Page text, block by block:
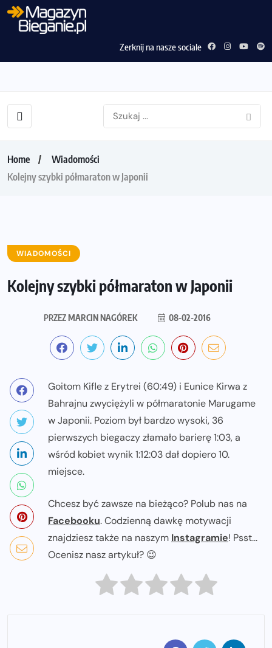
Zerknij na nasze sociale
Home
Wiadomości
Kolejny szybki półmaraton w Japonii
WIADOMOŚCI
Kolejny szybki półmaraton w Japonii
PRZEZMARCIN NAGÓREK 08-02-2016
Goitom Kifle z Erytrei (60:49) i Eunice Kirwa z
Bahrajnu zwyciężyli w półmaratonie Marugame
w Japonii. Poziom był bardzo wysoki, 36
pierwszych biegaczy złamało barierę 1:03, a
wśród kobiet wynik 1:12:03 dał dopiero 10.
miejsce.
Chcesz być zawsze na bieżąco? Polub nas na
Facebooku. Codzienną dawkę motywacji
znajdziesz także na naszym Instagramie! Psst...
Ocenisz nasz artykuł? 😉